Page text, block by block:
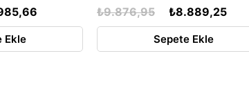
Ekle
₺8.889,25
₺9.876,95
Sepete Ekle